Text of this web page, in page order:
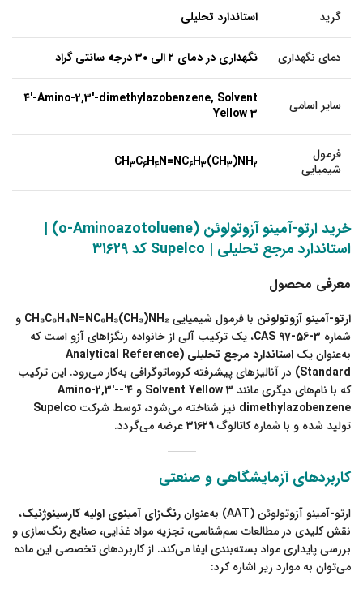
گرید استاندارد تحلیلی
دمای نگهداری نگهداری در دمای ۲ الی ۳۰ درجه سانتی گراد
سایر اسامی
۴′-Amino-2,3′-dimethylazobenzene, Solvent
Yellow 3
فرمول
شیمیایی
CH3C6H4N=NC6H3(CH3)NH2
خرید ارتو-آمینو آزوتولوئن (o-Aminoazotoluene) |
استاندارد مرجع تحلیلی | Supelco کد ۳۱۶۲۹
معرفی محصول
ارتو-آمینو آزوتولوئن با فرمول شیمیاییCH₃C₆H₄N=NC₆H₃(CH₃)NH₂ و
شماره CAS 97-56-3، یک ترکیب آلی از خانواده رنگزاهای آزو است که
به‌عنوان یک
استاندارد مرجع تحلیلی (Analytical Reference
Standard) در آنالیزهای پیشرفته کروماتوگرافی به‌کار می‌رود. این ترکیب
که با نام‌های دیگری مانند Solvent Yellow 3 و
۴′-Amino-2,3′-
dimethylazobenzene نیز شناخته می‌شود، توسط شرکت Supelco
تولید شده و با شماره کاتالوگ۳۱۶۲۹عرضه می‌گردد.
کاربردهای آزمایشگاهی و صنعتی
ارتو-آمینو آزوتولوئن (AAT) به‌عنوان رنگ‌زای آمینوی اولیه کارسینوژنیک،
نقش کلیدی در مطالعات سم‌شناسی، تجزیه مواد غذایی، صنایع رنگ‌سازی و
بررسی پایداری مواد بسته‌بندی ایفا می‌کند. از کاربردهای تخصصی این ماده
می‌توان به موارد زیر اشاره کرد: